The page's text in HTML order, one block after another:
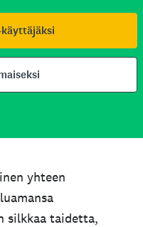
käyttäjäksi
yhteen
silkkaa taidetta,